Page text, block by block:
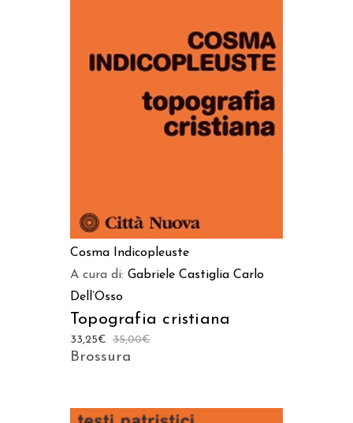
Cosma Indicopleuste
A cura di: Gabriele Castiglia Carlo
Dell’Osso
Topografia cristiana
35,00€
33,25€
Brossura